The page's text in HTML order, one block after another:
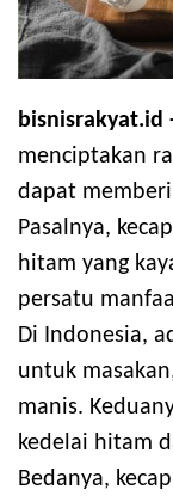
bisnisrakyat.id
menciptakan
dapat
Pasalnya,
hitam yang
persatu
Di Indonesia,
untuk
manis.
kedelai hitam
Bedanya,